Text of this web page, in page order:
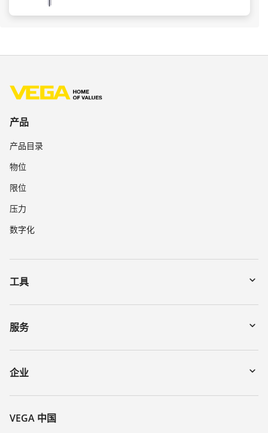
产品
产品目录
物位
限位
压力
数字化
工具
下载
通过序列号搜索仪表
DTM Collection/PACTware
服务
寄回仪表
讲座
化学稳定性列表
企业
关于 VEGA
联系我们
VEGA 中国